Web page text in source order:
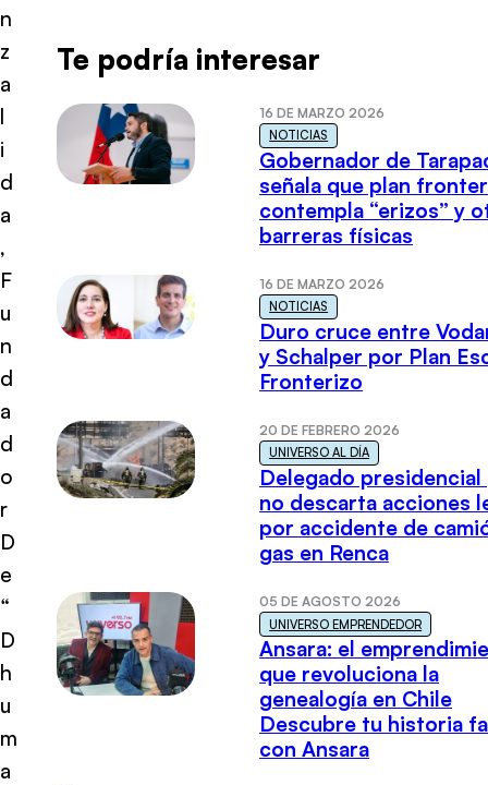
n
z
a
l
i
d
a
,
F
u
n
d
a
d
o
r
D
e
“
D
h
u
m
a
Te podría interesar
16 DE MARZO 2026
NOTICIAS
Gobernador de
señala que plan
contempla “erizos” y
barreras físicas
16 DE MARZO 2026
NOTICIAS
Duro cruce entre
y Schalper por Plan
Fronterizo
20 DE FEBRERO 2026
UNIVERSO AL DÍA
Delegado presidencial
no descarta acciones
por accidente de
gas en Renca
05 DE AGOSTO 2026
UNIVERSO EMPRENDEDOR
Ansara: el
que revoluciona la
genealogía en Chile
Descubre tu historia
con Ansara